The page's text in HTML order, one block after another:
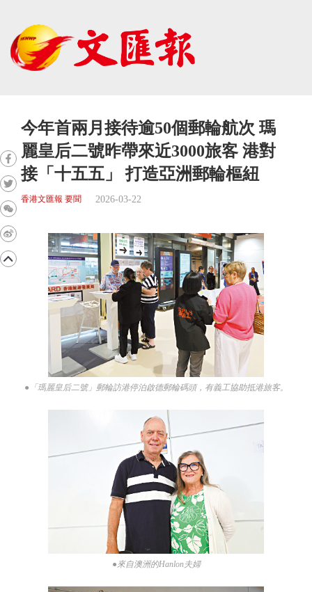
今年首兩月接待逾50個郵輪航次 瑪
麗皇后二號昨帶來近3000旅客 港對
接「十五五」 打造亞洲郵輪樞紐
香港文匯報 要聞 2026-03-22
●「瑪麗皇后二號」郵輪訪港停泊啟德郵輪碼頭，有義工協助抵港旅客。
●來自澳洲的Hanlon夫婦